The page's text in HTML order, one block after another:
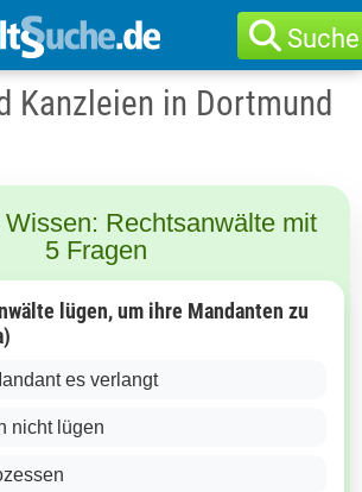
Suche
Kanzleien in Dortmund
Rechtsanwälte mit
5 Fragen
lügen, um ihre Mandanten zu
es verlangt
nicht lügen